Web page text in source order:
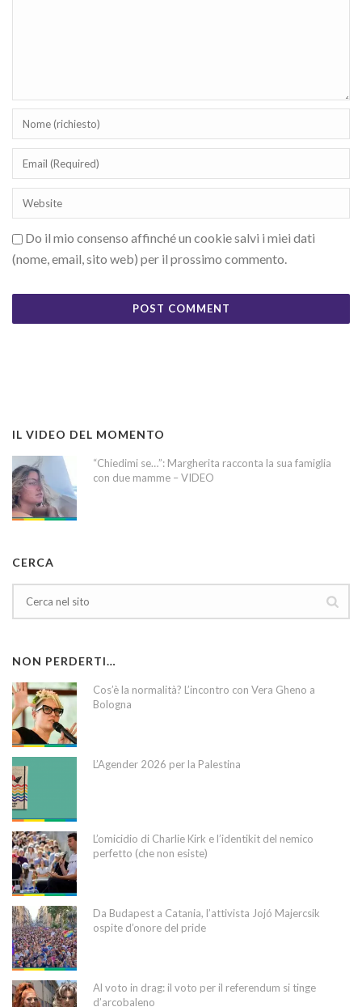
Do il mio consenso affinché un cookie salvi i miei dati
(nome, email, sito web) per il prossimo commento.
IL VIDEO DEL MOMENTO
“Chiedimi se…”: Margherita racconta la sua famiglia
con due mamme – VIDEO
CERCA
NON PERDERTI…
Cos’è la normalità? L’incontro con Vera Gheno a
Bologna
L’Agender 2026 per la Palestina
L’omicidio di Charlie Kirk e l’identikit del nemico
perfetto (che non esiste)
Da Budapest a Catania, l’attivista Jojó Majercsik
ospite d’onore del pride
Al voto in drag: il voto per il referendum si tinge
d’arcobaleno